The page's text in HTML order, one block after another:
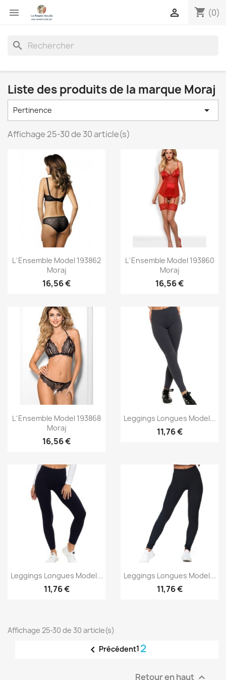
 shopping_cart (0)

search
Liste des produits de la marque Moraj
Pertinence 
Affichage 25-30 de 30 article(s)
Aperçu rapide
L`ensemble Model 193862
Moraj
16,56 €
Aperçu rapide
L`ensemble Model 193860
Moraj
16,56 €
Aperçu rapide
L`ensemble Model 193868
Moraj
16,56 €
Aperçu rapide
Leggings Longues Model...
11,76 €
Aperçu rapide
Leggings Longues Model...
11,76 €
Aperçu rapide
Leggings Longues Model...
11,76 €
Affichage 25-30 de 30 article(s)
 Précédent1 2
Retour en haut 